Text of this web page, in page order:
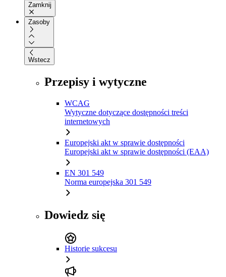
Zamknij
Zasoby
Wstecz
Przepisy i wytyczne
WCAG
Wytyczne dotyczące dostępności treści
internetowych
Europejski akt w sprawie dostępności
Europejski akt w sprawie dostępności (EAA)
EN 301 549
Norma europejska 301 549
Dowiedz się
Historie sukcesu